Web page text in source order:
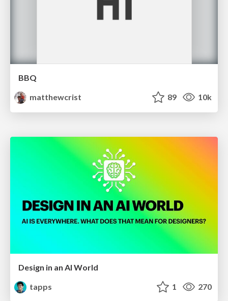
BBQ
matthewcrist
89 10k
Design in an AI World
tapps
1 270